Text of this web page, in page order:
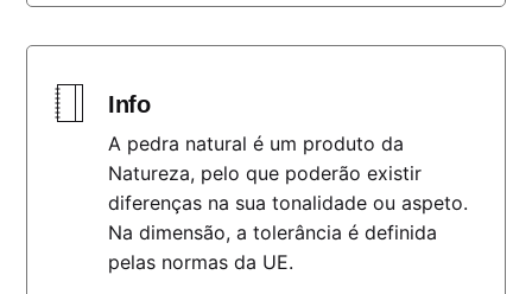
Info
A pedra natural é um produto da
Natureza, pelo que poderão existir
diferenças na sua tonalidade ou aspeto.
Na dimensão, a tolerância é definida
pelas normas da UE.